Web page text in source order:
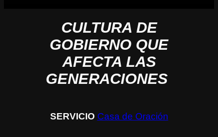
CULTURA DE
GOBIERNO QUE
AFECTA LAS
GENERACIONES
SERVICIO Casa de Oración